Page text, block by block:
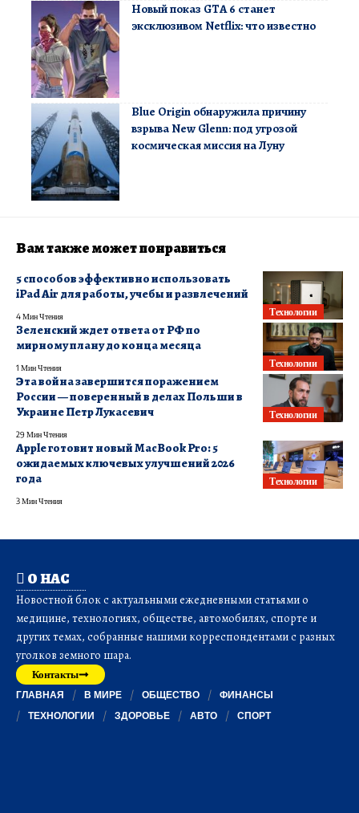
Новый показ GTA 6 станет
эксклюзивом Netflix: что известно
Blue Origin обнаружила причину
взрыва New Glenn: под угрозой
космическая миссия на Луну
Вам также может понравиться
Технологии
5 способов эффективно использовать
iPad Air для работы, учебы и развлечений
4 Мин Чтения
Технологии
Зеленский ждет ответа от РФ по
мирному плану до конца месяца
1 Мин Чтения
Технологии
Эта война завершится поражением
России — поверенный в делах Польши в
Украине Петр Лукасевич
29 Мин Чтения
Технологии
Apple готовит новый MacBook Pro: 5
ожидаемых ключевых улучшений 2026
года
3 Мин Чтения
О НАС
Новостной блок с актуальными ежедневными статьями о
медицине, технологиях, обществе, автомобилях, спорте и
других темах, собранные нашими корреспондентами с разных
уголков земного шара.
Контакты
ГЛАВНАЯ В МИРЕ ОБЩЕСТВО
ФИНАНСЫ
ТЕХНОЛОГИИ
ЗДОРОВЬЕ АВТО СПОРТ